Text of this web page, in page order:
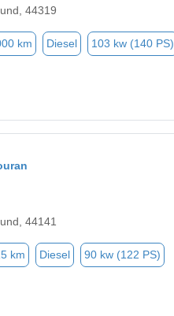
44319
km Diesel 103 kw (140 PS)
44141
km Diesel 90 kw (122 PS)